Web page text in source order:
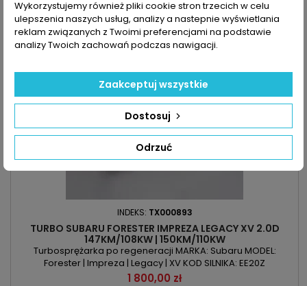
Ostatnie sztuki w magazynie
INDEKS: TX000893
TURBO SUBARU FORESTER IMPREZA LEGACY XV 2.0D
147KM/108KW | 150KM/110KW
Turbosprężarka po regeneracji MARKA: Subaru MODEL:
Forester | Impreza | Legacy | XV KOD SILNIKA: EE20Z
POJEMNOŚĆ: 1998ccm 2.0d MOC: 147KM/108kW | 150KM/110kW
Cena
1 800,00 zł
Wykorzystujemy również pliki cookie stron trzecich w celu
ulepszenia naszych usług, analizy a nastepnie wyświetlania
reklam związanych z Twoimi preferencjami na podstawie
analizy Twoich zachowań podczas nawigacji.
Odrzuć
Dostosuj
Zaakceptuj wszystkie